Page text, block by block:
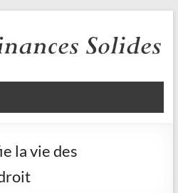
la vie des